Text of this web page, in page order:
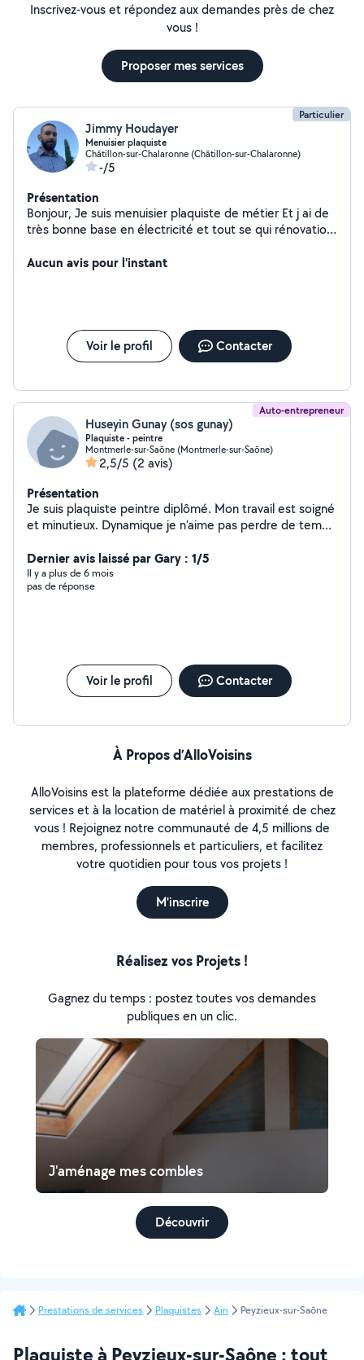
Inscrivez-vous et répondez aux demandes près de chez
vous !
Proposer mes services
Particulier
Jimmy Houdayer
Menuisier plaquiste
Châtillon-sur-Chalaronne (Châtillon-sur-Chalaronne)
-/5
Présentation
Bonjour, Je suis menuisier plaquiste de métier Et j ai de
très bonne base en électricité et tout se qui rénovation
Aucun avis pour l'instant
Voir le profil Contacter
Auto-entrepreneur
Huseyin Gunay (sos gunay)
Plaquiste - peintre
Montmerle-sur-Saône (Montmerle-sur-Saône)
2,5/5 (2 avis)
Présentation
Je suis plaquiste peintre diplômé. Mon travail est soigné
et minutieux. Dynamique je n'aime pas perdre de temps
client. Je fais le placo, la peinture, la pose de parquet et
les faux plafond. Alors n'hésitez pas, contacter moi les
yeux fermer
Dernier avis laissé par Gary : 1/5
Il y a plus de 6 mois
pas de réponse
Voir le profil Contacter
À Propos d’AlloVoisins
AlloVoisins est la plateforme dédiée aux prestations de
services et à la location de matériel à proximité de chez
vous ! Rejoignez notre communauté de 4,5 millions de
membres, professionnels et particuliers, et facilitez
votre quotidien pour tous vos projets !
M'inscrire
Réalisez vos Projets !
Gagnez du temps : postez toutes vos demandes
publiques en un clic.
J'aménage mes combles
Découvrir
Prestations de services Plaquistes Ain Peyzieux-sur-Saône
Plaquiste à Peyzieux-sur-Saône : tout